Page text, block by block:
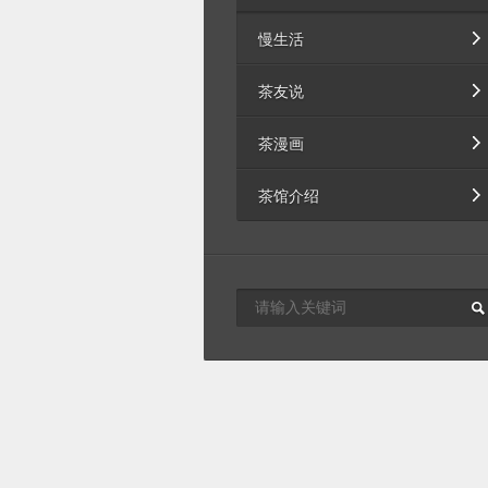
慢生活
茶友说
茶漫画
茶馆介绍